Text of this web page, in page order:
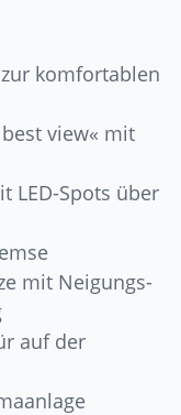
komfortablen
view« mit
LED-Spots über
mit Neigungs-
auf der